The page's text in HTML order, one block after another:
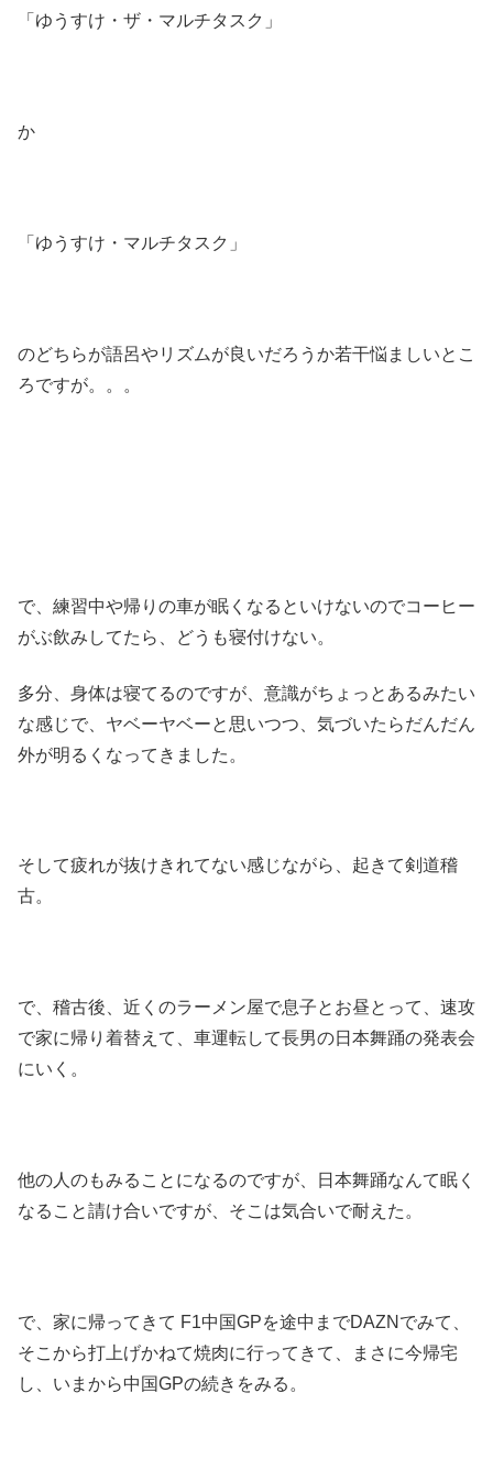
「ゆうすけ・ザ・マルチタスク」
か
「ゆうすけ・マルチタスク」
のどちらが語呂やリズムが良いだろうか若干悩ましいとこ
ろですが。。。
で、練習中や帰りの車が眠くなるといけないのでコーヒー
がぶ飲みしてたら、どうも寝付けない。
多分、身体は寝てるのですが、意識がちょっとあるみたい
な感じで、ヤベーヤベーと思いつつ、気づいたらだんだん
外が明るくなってきました。
そして疲れが抜けきれてない感じながら、起きて剣道稽
古。
で、稽古後、近くのラーメン屋で息子とお昼とって、速攻
で家に帰り着替えて、車運転して長男の日本舞踊の発表会
にいく。
他の人のもみることになるのですが、日本舞踊なんて眠く
なること請け合いですが、そこは気合いで耐えた。
で、家に帰ってきて F1中国GPを途中までDAZNでみて、
そこから打上げかねて焼肉に行ってきて、まさに今帰宅
し、いまから中国GPの続きをみる。